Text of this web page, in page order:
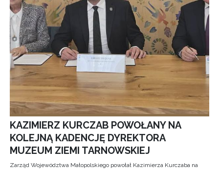
KAZIMIERZ KURCZAB POWOŁANY NA
KOLEJNĄ KADENCJĘ DYREKTORA
MUZEUM ZIEMI TARNOWSKIEJ
Zarząd Województwa Małopolskiego powołał Kazimierza Kurczaba na